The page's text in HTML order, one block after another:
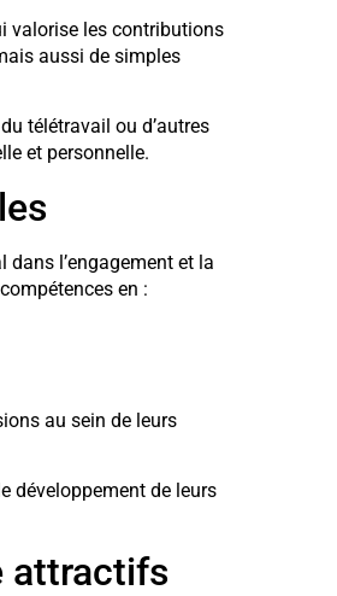
valorise les contributions
aussi de simples
télétravail ou d’autres
et personnelle.
l’engagement et la
en :
au sein de leurs
développement de leurs
attractifs